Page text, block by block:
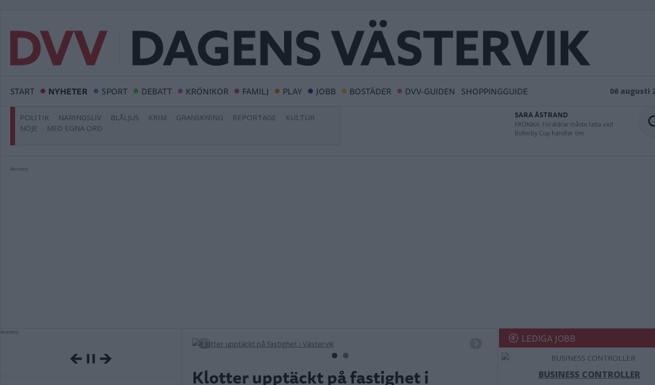
START NYHETER SPORT DEBATT KRÖNIKOR FAMILJ PLAY JOBB BOSTÄDER DVV-GUIDEN SHOPPINGGUIDE 06 augusti
POLITIK NÄRINGSLIV BLÅLJUS KRIM GRANSKNING REPORTAGE
KULTUR
NÖJE
MED EGNA ORD
SARA ÅSTRAND
KRÖNIKA: Föräldrar måste fatta vad
Bullerby Cup handlar om
Annons:
Annons:
Klotter upptäckt på fastighet i
LEDIGA JOBB
BUSINESS CONTROLLER